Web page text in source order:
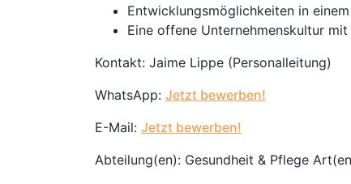
Entwicklungsmöglichkeiten in
Eine offene Unternehmenskultur
Kontakt: Jaime Lippe (Personalleitung)
WhatsApp: Jetzt bewerben!
E-Mail: Jetzt bewerben!
Abteilung(en): Gesundheit & Pflege